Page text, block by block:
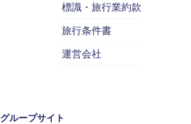
標識・旅行業約款
旅行条件書
運営会社
グループサイト